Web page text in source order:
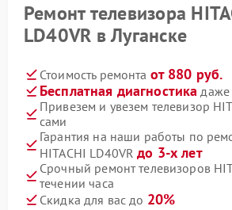
Ремонт телевизора
LD40VR в Луганске
Стоимость ремонта от 880 руб.
Бесплатная диагностика даже
Привезем и увезем телевизор
сами
Гарантия на наши работы по
HITACHI LD40VRдо 3-х лет
Срочный ремонт телевизоров
течении часа
Скидка для вас до 20%